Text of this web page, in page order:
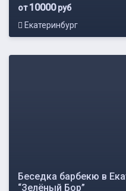
от10000руб
Екатеринбург
Беседка барбекю в
“Зелёный Бор”